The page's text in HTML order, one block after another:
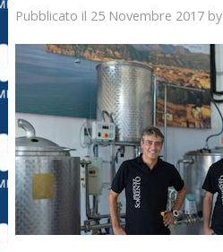
Pubblicato il 25 Novembre 2017by